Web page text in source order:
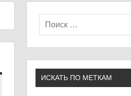
ИСКАТЬ ПО МЕТКАМ